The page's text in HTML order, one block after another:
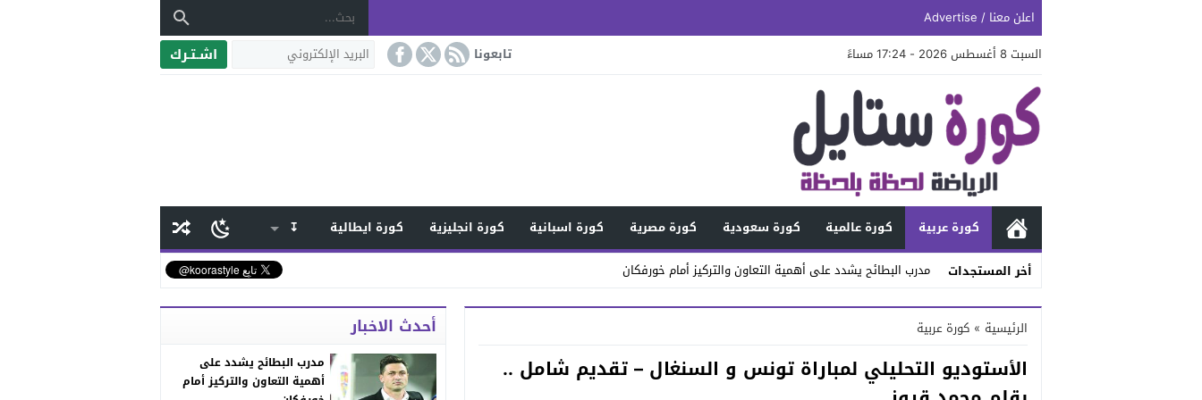
اعلن معنا / Advertise
السبت 8 أغسطس 2026 - 17:24 مساءً
تابعونا اشـتـرك
كورة عربية كورة عالمية كورة سعودية كورة مصرية كورة اسبانية كورة انجليزية كورة ايطالية
↧
أخر المستجدات
مدرب البطائح يشدد على أهمية التعاون والتركيز أمام خورفكان
Stop
Previous
Next
الرئيسية » كورة عربية
الأستوديو التحليلي لمباراة تونس و السنغال – تقديم شامل ..
أحدث الاخبار
مدرب البطائح يشدد على
أهمية التعاون والتركيز أمام